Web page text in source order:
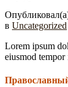
в Uncategorized
Lorem ipsum
eiusmod